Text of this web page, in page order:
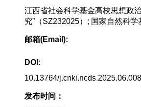
江西省社会科学基金高校思想政
究”（SZ232025）; 国家自然科
邮箱(Email):
DOI:
10.13764/j.cnki.ncds.2025.06.008
发布时间：